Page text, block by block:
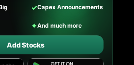
✓Capex Announcements
✦And much more
Add Stocks